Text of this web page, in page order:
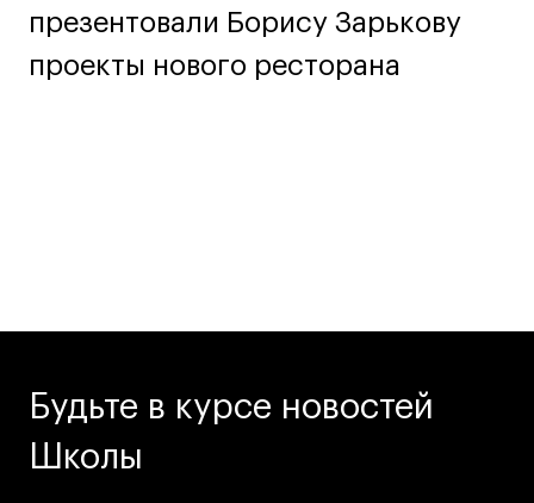
Кредит на образование с господдержкой
деятельности АНО ВО «Универсальный
презентовали Борису Зарькову
проекты нового ресторана
Будьте в курсе новостей
Школы